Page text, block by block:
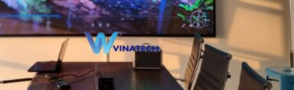
đo bằng lumen) có thể bị ảnh hưởng bởi ánh
xung quanh để tối ưu hóa chất lượng hình ảnh.